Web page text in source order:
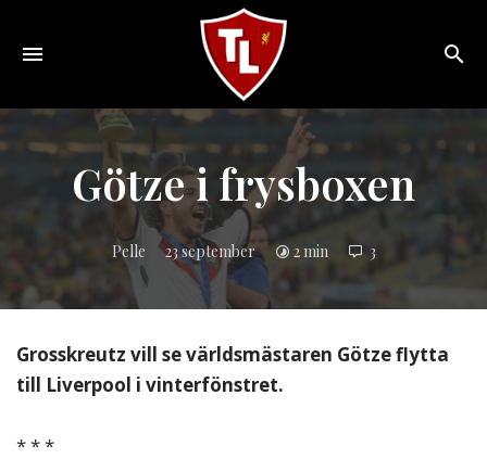
Sveriges
Liverpool
online
magazine!
Götze i frysboxen
Pelle 23 september 2 min 3
Grosskreutz vill se världsmästaren Götze flytta
till Liverpool i vinterfönstret.
* * *